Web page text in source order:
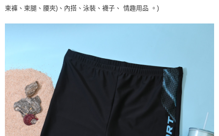
束褲、束腿、腰夾) 、內搭、泳裝、襪子、 情趣用品 。)